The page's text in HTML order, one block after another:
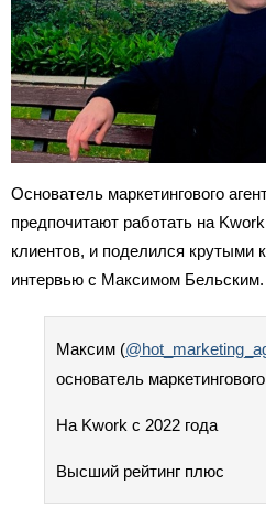
Основатель маркетингового
предпочитают работать на
клиентов, и поделился крутыми
интервью с Максимом Бельским.
Максим (
основатель
На Kwork с 2022 года
Высший рейтинг плюс